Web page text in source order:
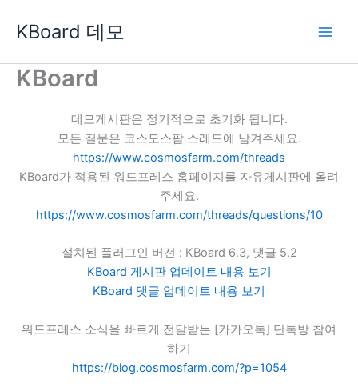
로
KBoard 데모
KBoard
데모게시판은 정기적으로 초기화 됩니다.
모든 질문은 코스모스팜 스레드에 남겨주세요.
https://www.cosmosfarm.com/threads
KBoard가 적용된 워드프레스 홈페이지를 자유게시판에 올려
주세요.
https://www.cosmosfarm.com/threads/questions/10
설치된 플러그인 버전 : KBoard 6.3, 댓글 5.2
KBoard 게시판 업데이트 내용 보기
KBoard 댓글 업데이트 내용 보기
워드프레스 소식을 빠르게 전달받는 [카카오톡] 단톡방 참여
하기
https://blog.cosmosfarm.com/?p=1054